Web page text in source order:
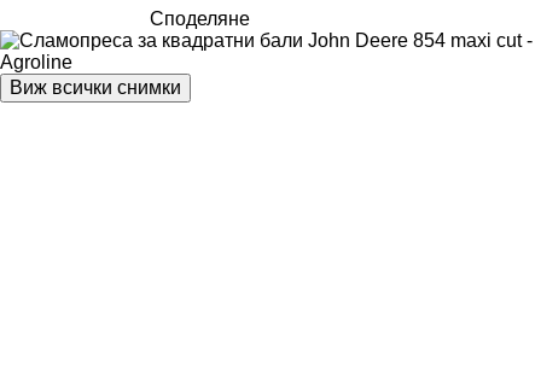
Споделяне
Виж всички снимки